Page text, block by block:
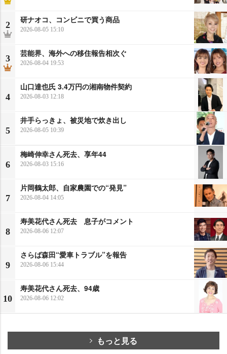
2
研ナオコ、コンビニで買う商品
2026-08-05 15:10
3
芸能界、海外への移住報告相次ぐ
2026-08-04 19:53
4
山口達也氏 3.4万円の湘南物件契約
2026-08-03 12:18
5
井手らっきょ、被災地で炊き出し
2026-08-05 10:39
6
梅崎伸幸さん死去、享年44
2026-08-03 15:16
7
片岡鶴太郎、自家農園での“発見”
2026-08-04 14:05
8
寿美花代さん死去 息子がコメント
2026-08-06 12:07
9
さらば森田“愛車トラブル”を報告
2026-08-06 15:44
10
寿美花代さん死去、94歳
2026-08-06 12:02
もっと見る